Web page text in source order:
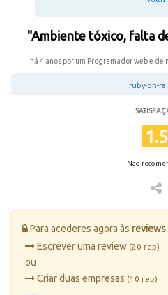
"Ambiente tóxico, falta
há 4 anos por um Programador web e de
ruby-on-
1.5
Não
Para acederes agora às reviews
Escrever uma review (20 rep)
ou
Criar duas empresas (10 rep)